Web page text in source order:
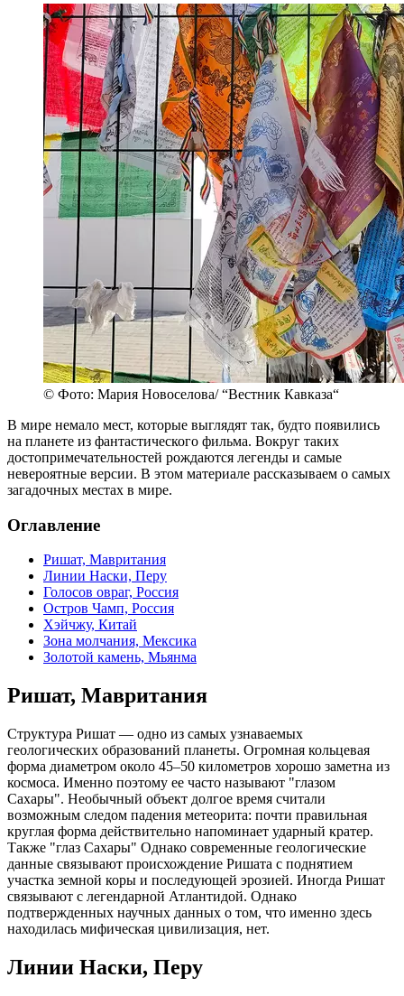
© Фото: Мария Новоселова/ “Вестник Кавказа“
В мире немало мест, которые выглядят так, будто появились
на планете из фантастического фильма. Вокруг таких
достопримечательностей рождаются легенды и самые
невероятные версии. В этом материале рассказываем о самых
загадочных местах в мире.
Оглавление
Ришат, Мавритания
Линии Наски, Перу
Голосов овраг, Россия
Остров Чамп, Россия
Хэйчжу, Китай
Зона молчания, Мексика
Золотой камень, Мьянма
Ришат, Мавритания
Структура Ришат — одно из самых узнаваемых
геологических образований планеты. Огромная кольцевая
форма диаметром около 45–50 километров хорошо заметна из
космоса. Именно поэтому ее часто называют "глазом
Сахары". Необычный объект долгое время считали
возможным следом падения метеорита: почти правильная
круглая форма действительно напоминает ударный кратер.
Также "глаз Сахары" Однако современные геологические
данные связывают происхождение Ришата с поднятием
участка земной коры и последующей эрозией. Иногда Ришат
связывают с легендарной Атлантидой. Однако
подтвержденных научных данных о том, что именно здесь
находилась мифическая цивилизация, нет.
Линии Наски, Перу